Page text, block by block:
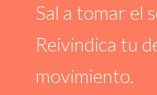
Sal a tomar el
Reivindica tu
movimiento.